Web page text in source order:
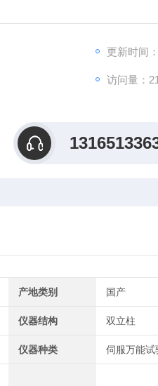
更新时间
访问量：
产地类别 国产
仪器结构 双立柱
仪器种类 伺服万能试